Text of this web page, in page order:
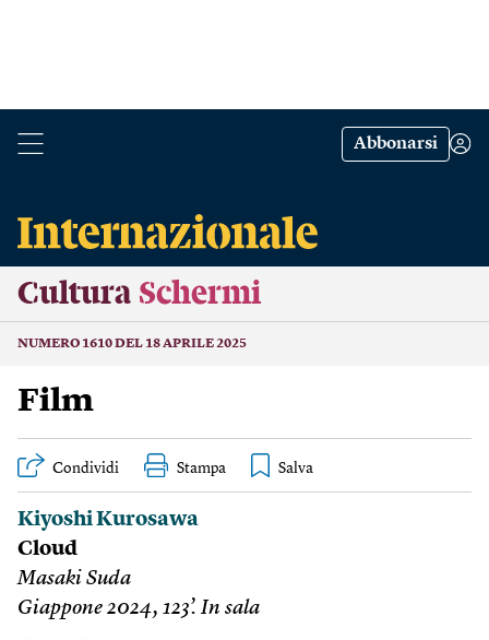
Abbonarsi
Cultura Schermi
NUMERO 1610 DEL 18 APRILE 2025
Film
Condividi Stampa
Kiyoshi Kurosawa
Cloud
Masaki Suda
Giappone 2024, 123’. In sala